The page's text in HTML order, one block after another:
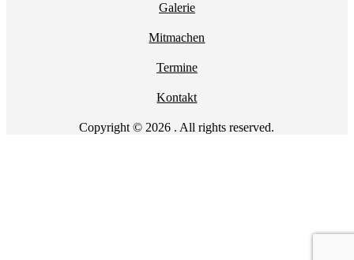
Galerie
Mitmachen
Termine
Kontakt
Copyright © 2026 . All rights reserved.